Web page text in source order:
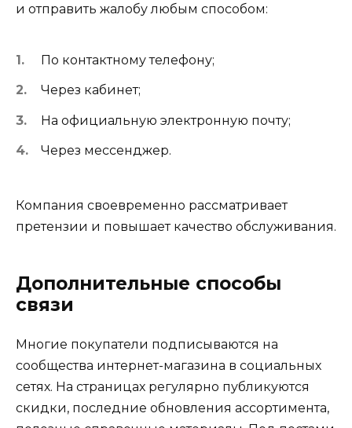
и отправить жалобу любым способом:
По контактному телефону;
Через кабинет;
На официальную электронную почту;
Через мессенджер.
Компания своевременно рассматривает
претензии и повышает качество обслуживания.
Дополнительные способы
связи
Многие покупатели подписываются на
сообщества интернет-магазина в социальных
сетях. На страницах регулярно публикуются
скидки, последние обновления ассортимента,